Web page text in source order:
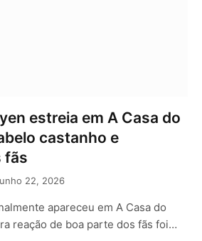
estreia em A Casa do
castanho e
fãs
22, 2026
apareceu em A Casa do
reação de boa parte dos fãs foi…